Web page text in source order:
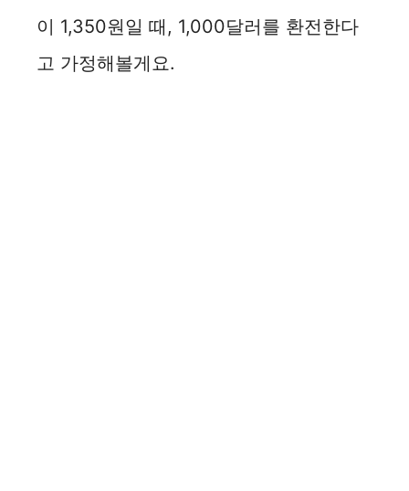
이 1,350원일 때, 1,000달러를 환전한다
고 가정해볼게요.